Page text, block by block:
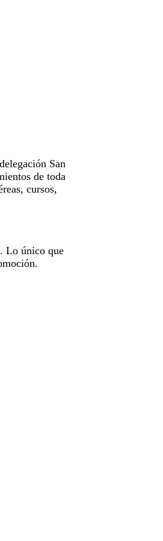
San
de toda
cursos,
Lo único que